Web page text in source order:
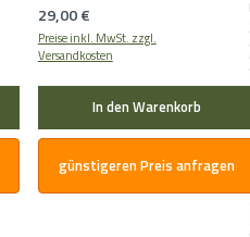
Regulärer Preis:
29,00 €
Preise inkl. MwSt. zzgl.
Versandkosten
In den Warenkorb
günstigeren Preis anfragen